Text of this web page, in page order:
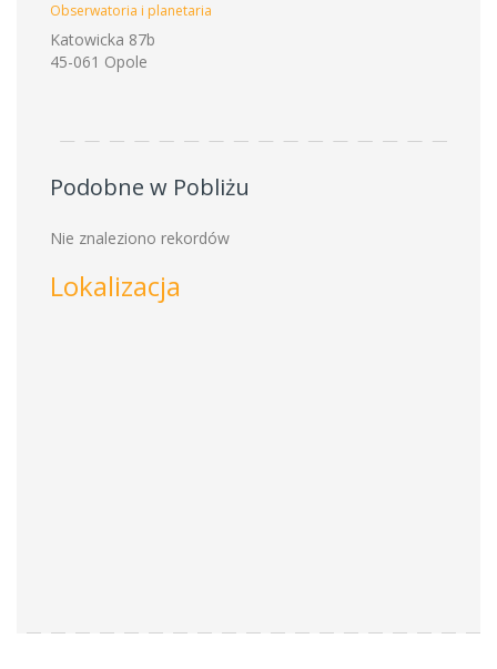
Obserwatoria i planetaria
Katowicka 87b
45-061 Opole
Podobne w Pobliżu
Nie znaleziono rekordów
Lokalizacja